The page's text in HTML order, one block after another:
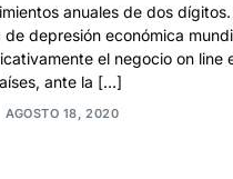
anuales de dos dígitos.
depresión económica
el negocio on line
ante la […]
AGOSTO 18, 2020